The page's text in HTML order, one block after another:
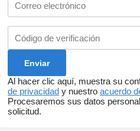
Al hacer clic aquí, muestra su
de privacidad y nuestro acuerdo
Procesaremos sus datos
solicitud.